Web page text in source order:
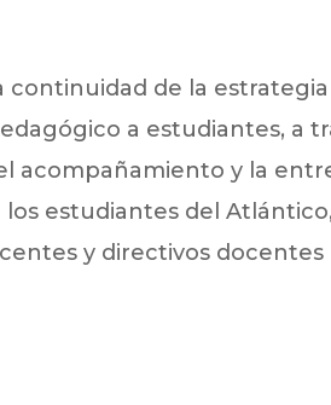
continuidad de la
a estudiantes, a
acompañamiento y la
estudiantes del
y directivos docentes